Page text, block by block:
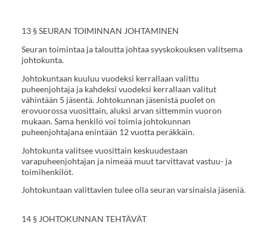
13 § SEURAN TOIMINNAN JOHTAMINEN
Seuran toimintaa ja taloutta johtaa syyskokouksen valitsema
johtokunta.
Johtokuntaan kuuluu vuodeksi kerrallaan valittu
puheenjohtaja ja kahdeksi vuodeksi kerrallaan valitut
vähintään 5 jäsentä. Johtokunnan jäsenistä puolet on
erovuorossa vuosittain, aluksi arvan sittemmin vuoron
mukaan. Sama henkilö voi toimia johtokunnan
puheenjohtajana enintään 12 vuotta peräkkäin.
Johtokunta valitsee vuosittain keskuudestaan
varapuheenjohtajan ja nimeää muut tarvittavat vastuu- ja
toimihenkilöt.
Johtokuntaan valittavien tulee olla seuran varsinaisia jäseniä.
14 § JOHTOKUNNAN TEHTÄVÄT